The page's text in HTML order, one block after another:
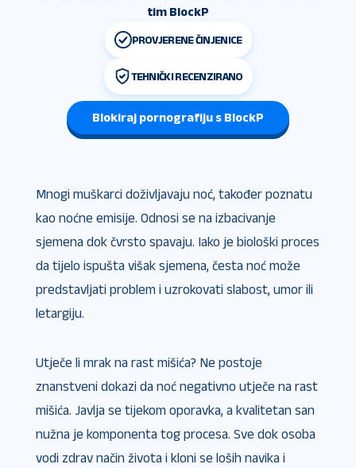
tim BlockP
PROVJERENE ČINJENICE
TEHNIČKI RECENZIRANO
Blokiraj pornografiju s BlockP
Mnogi muškarci doživljavaju noć, također poznatu
kao noćne emisije. Odnosi se na izbacivanje
sjemena dok čvrsto spavaju. Iako je biološki proces
da tijelo ispušta višak sjemena, česta noć može
predstavljati problem i uzrokovati slabost, umor ili
letargiju.
Utječe li mrak na rast mišića​? Ne postoje
znanstveni dokazi da noć negativno utječe na rast
mišića. Javlja se tijekom oporavka, a kvalitetan san
nužna je komponenta tog procesa. Sve dok osoba
vodi zdrav način života i kloni se loših navika i